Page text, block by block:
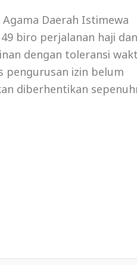
Daerah Istimewa
biro perjalanan haji
dengan toleransi
pengurusan izin belum
diberhentikan